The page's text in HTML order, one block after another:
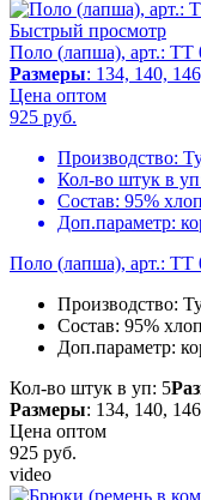
Быстрый просмотр
Поло (лапша), арт.: TT
Размеры: 134, 140,
Цена оптом
925 руб.
Производство:
Кол-во штук в
Состав: 95%
Доп.параметр:
Поло (лапша), арт.: TT
Производство:
Состав: 95%
Доп.параметр:
Кол-во штук в уп: 5
Размеры: 134, 140,
Цена оптом
925 руб.
video